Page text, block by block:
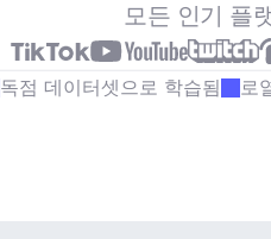
모든 인기 플
독점 데이터셋으로 학습됨 로